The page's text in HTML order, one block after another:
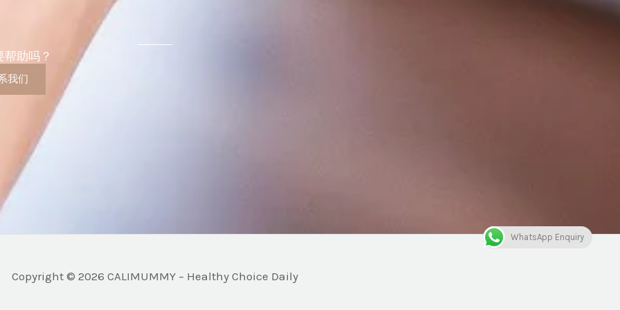
帮助吗？
我们
Copyright © 2026 CALIMUMMY – Healthy Choice Daily
WhatsApp Enquiry